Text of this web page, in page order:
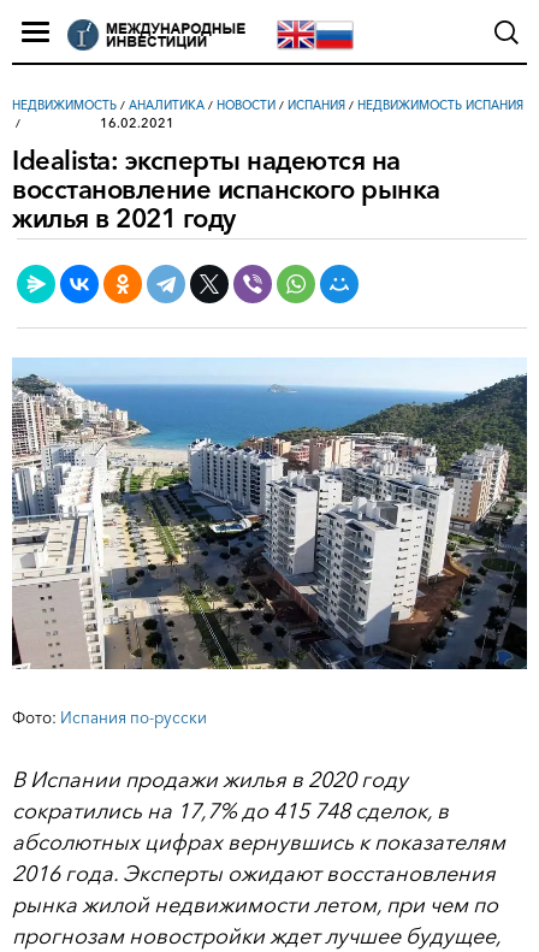
НЕДВИЖИМОСТЬ / АНАЛИТИКА / НОВОСТИ / ИСПАНИЯ / НЕДВИЖИМОСТЬ ИСПАНИЯ
16.02.2021
Idealista: эксперты надеются на
восстановление испанского рынка
жилья в 2021 году
Фото: Испания по-русски
В Испании продажи жилья в 2020 году
сократились на 17,7% до 415 748 сделок, в
абсолютных цифрах вернувшись к показателям
2016 года. Эксперты ожидают восстановления
рынка жилой недвижимости летом, при чем по
прогнозам новостройки ждет лучшее будущее,